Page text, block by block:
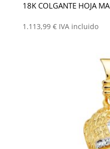
18K COLGANTE HOJA
1.113,99 € IVA incluido